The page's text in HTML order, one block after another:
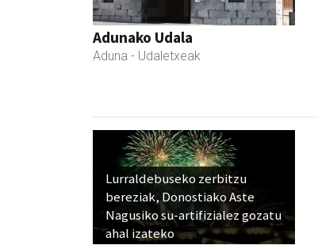
Adunako Udala
Aduna - Udaletxeak
Lurraldebuseko zerbitzu
bereziak, Donostiako Aste
Nagusiko su-artifizialez gozatu
ahal izateko